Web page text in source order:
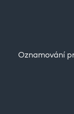
Oznamování